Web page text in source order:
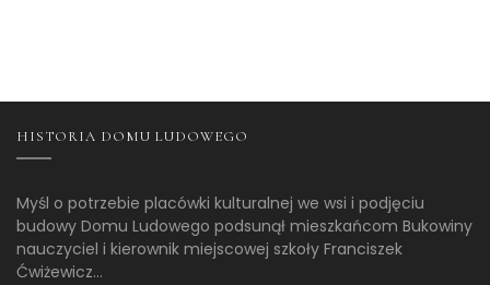
HISTORIA DOMU LUDOWEGO
Myśl o potrzebie placówki kulturalnej we wsi i podjęciu
budowy Domu Ludowego podsunął mieszkańcom Bukowiny
nauczyciel i kierownik miejscowej szkoły Franciszek
Ćwiżewicz...